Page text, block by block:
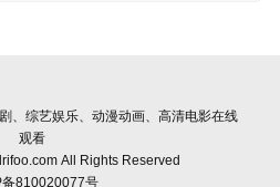
、综艺娱乐、动漫动画、高清电影在线
观看
All Rights Reserved
备810020077号